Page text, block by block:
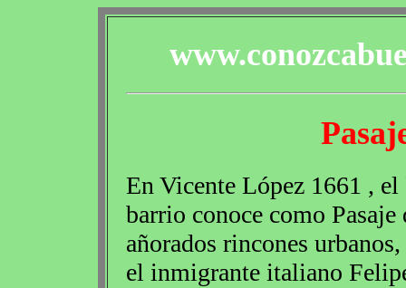
En Vicente López 1661 ,
barrio conoce como
añorados rincones
el inmigrante italiano